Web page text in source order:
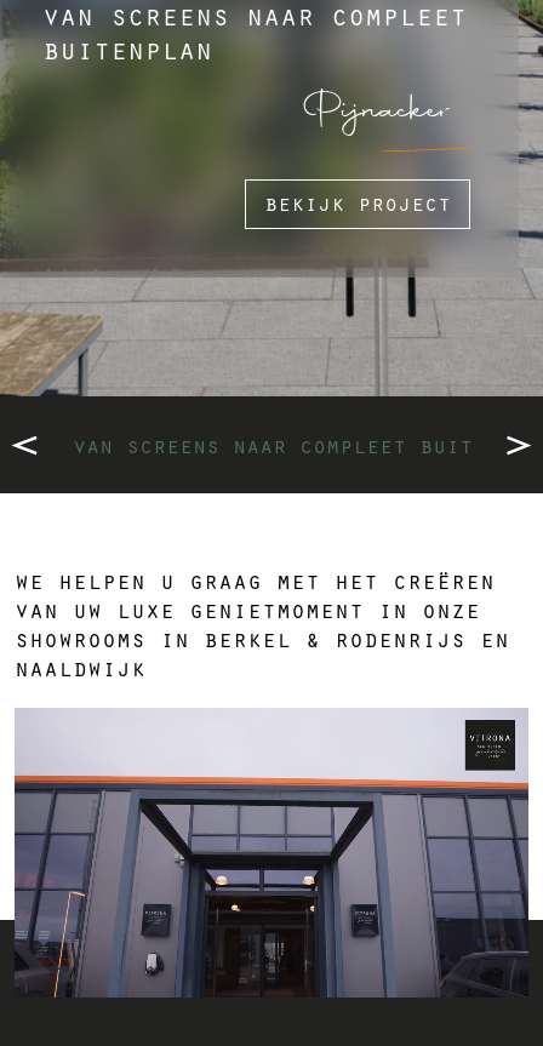
van screens naar compleet
buitenplan
Pijnacker
bekijk project
van screens naar compleet
we helpen u graag met het creëren
van uw luxe genietmoment in onze
showrooms in berkel & rodenrijs en
naaldwijk